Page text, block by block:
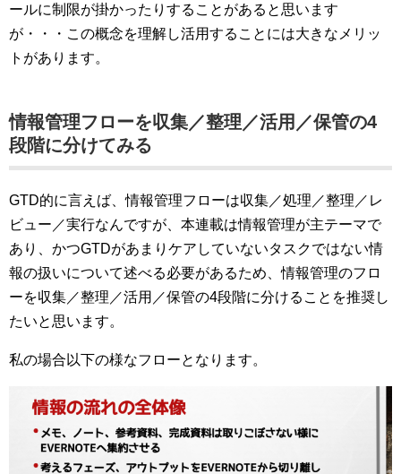
ールに制限が掛かったりすることがあると思います
が・・・この概念を理解し活用することには大きなメリッ
トがあります。
情報管理フローを収集／整理／活用／保管の4
段階に分けてみる
GTD的に言えば、情報管理フローは収集／処理／整理／レ
ビュー／実行なんですが、本連載は情報管理が主テーマで
あり、かつGTDがあまりケアしていないタスクではない情
報の扱いについて述べる必要があるため、情報管理のフロ
ーを収集／整理／活用／保管の4段階に分けることを推奨し
たいと思います。
私の場合以下の様なフローとなります。